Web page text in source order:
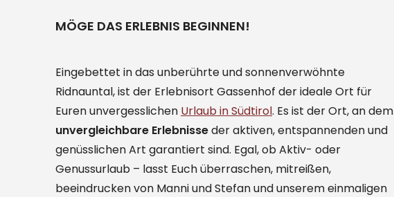
MÖGE DAS ERLEBNIS BEGINNEN!
Eingebettet in das unberührte und sonnenverwöhnte
Ridnauntal, ist der Erlebnisort Gassenhof der ideale Ort für
Euren unvergesslichen Urlaub in Südtirol. Es ist der Ort, an dem
unvergleichbare Erlebnisseder aktiven, entspannenden und
genüsslichen Art garantiert sind. Egal, ob Aktiv- oder
Genussurlaub – lasst Euch überraschen, mitreißen,
beeindrucken von Manni und Stefan und unserem einmaligen